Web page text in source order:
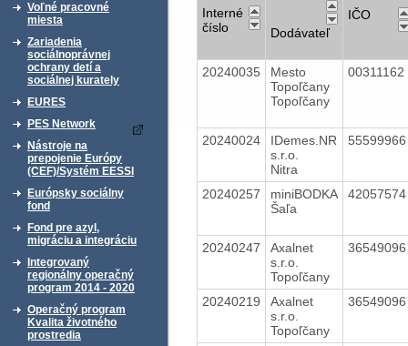
Voľné pracovné
miesta
Zariadenia
sociálnoprávnej
ochrany detí a
sociálnej kurately
EURES
PES Network
Nástroje na
prepojenie Európy
(CEF)/Systém EESSI
Európsky sociálny
fond
Fond pre azyl,
migráciu a integráciu
Integrovaný
regionálny operačný
program 2014 - 2020
Operačný program
Kvalita životného
prostredia
Interné
číslo
Dodávateľ
IČO
20240035
Mesto
Topoľčany
Topoľčany
00311162
20240024
IDemes.NR
s.r.o.
Nitra
20240257
miniBODKA
Šaľa
20240247
Axalnet
s.r.o.
Topoľčany
20240219
Axalnet
s.r.o.
Topoľčany